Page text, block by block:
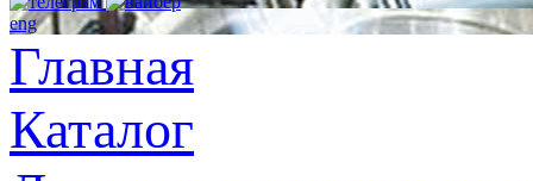
eng
Главная
Каталог